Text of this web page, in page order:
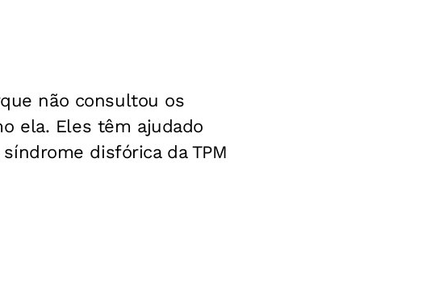
não consultou os
ela. Eles têm ajudado
disfórica da TPM